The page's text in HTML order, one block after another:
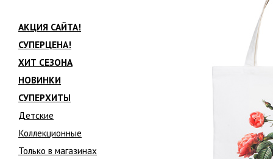
АКЦИЯ САЙТА!
СУПЕРЦЕНА!
ХИТ СЕЗОНА
НОВИНКИ
СУПЕРХИТЫ
Детские
Коллекционные
Только в магазинах